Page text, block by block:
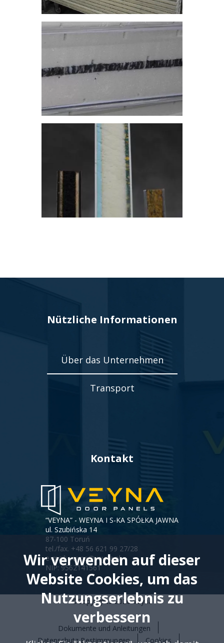
Nützliche Informationen
Über das Unternehmen
Transport
Kontakt
“VEYNA” - WEYNA I S-KA SPÓŁKA JAWNA
ul. Szubińska 14
87-100 Toruń
tel./fax. +48 56 621 99 27/28
e-mail:veyna@veyna.pl
NIP: 9562141561
©Copyrights 2026 Veyna
Dokumente und Anleitungen
Datenschutz Bestimmungen
Cookies
Wir verwenden auf dieser
Website Cookies, um das
Nutzungserlebnis zu
verbessern